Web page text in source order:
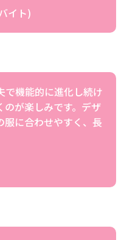
イト)
で機能的に進化し続け
のが楽しみです。デザ
服に合わせやすく、長